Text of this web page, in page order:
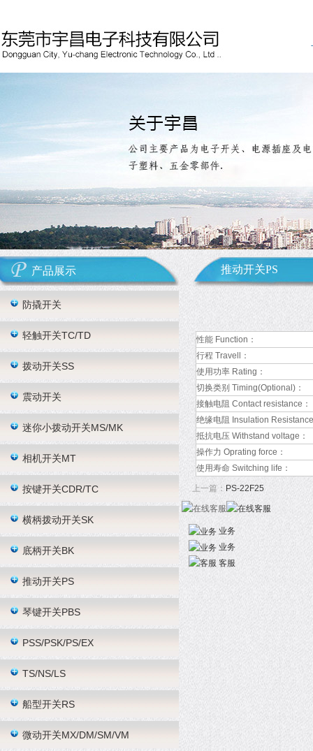
产品展示
防撬开关
轻触开关TC/TD
拨动开关SS
震动开关
迷你小拨动开关MS/MK
相机开关MT
按键开关CDR/TC
横柄拨动开关SK
底柄开关BK
推动开关PS
琴键开关PBS
PSS/PSK/PS/EX
TS/NS/LS
船型开关RS
微动开关MX/DM/SM/VM
推动开关PS
性能 Function：
行程 Travell：
使用功率 Rating：
切换类别 Timing(Optional)：
接触电阻 Contact resistance：
绝缘电阻 Insulation
抵抗电压 Withstand voltage：
操作力 Oprating force：
使用寿命 Switching life：
上一篇： PS-22F25
业务
业务
客服